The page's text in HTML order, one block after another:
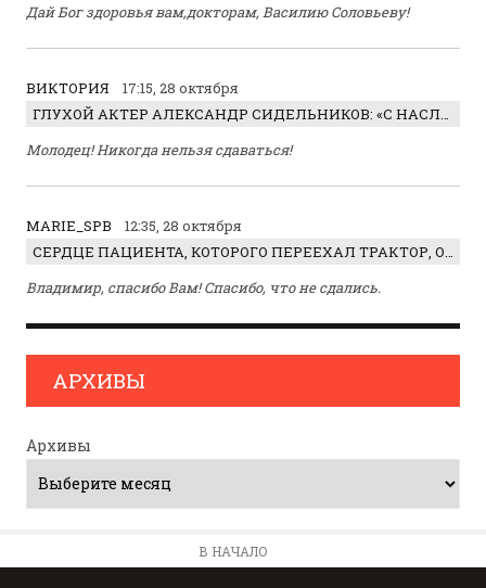
Дай Бог здоровья вам,докторам, Василию Соловьеву!
ВИКТОРИЯ
17:15, 28 октября
Молодец! Никогда нельзя сдаваться!
MARIE_SPB
12:35, 28 октября
Владимир, спасибо Вам! Спасибо, что не сдались.
АРХИВЫ
Архивы
В НАЧАЛО